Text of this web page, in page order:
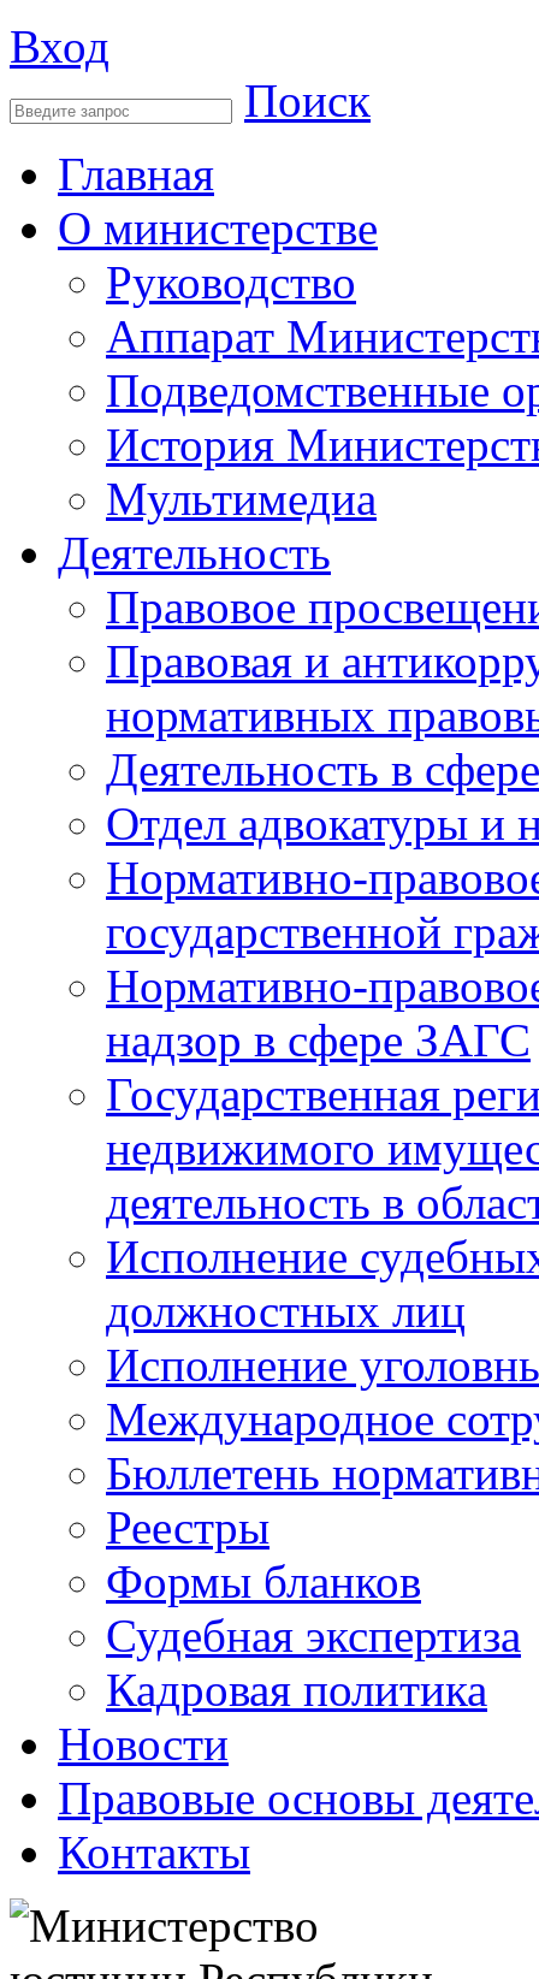
Вход
Поиск
Главная
О министерстве
Руководство
Аппарат
Подведомственные
История
Мультимедиа
Деятельность
Правовое
Правовая и
нормативных
Деятельность в
Отдел адвокатуры и
Нормативно-
государственной
Нормативно-
надзор в сфере ЗАГС
Государственная
недвижимого
деятельность в
Исполнение
должностных лиц
Исполнение
Международное
Бюллетень
Реестры
Формы бланков
Судебная экспертиза
Кадровая политика
Новости
Правовые основы
Контакты